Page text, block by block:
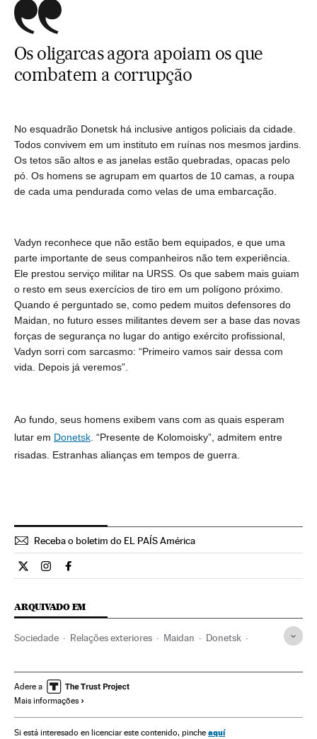
Os oligarcas agora apoiam os que
combatem a corrupção
No esquadrão Donetsk há inclusive antigos policiais da cidade.
Todos convivem em um instituto em ruínas nos mesmos jardins.
Os tetos são altos e as janelas estão quebradas, opacas pelo
pó. Os homens se agrupam em quartos de 10 camas, a roupa
de cada uma pendurada como velas de uma embarcação.
Vadyn reconhece que não estão bem equipados, e que uma
parte importante de seus companheiros não tem experiência.
Ele prestou serviço militar na URSS. Os que sabem mais guiam
o resto em seus exercícios de tiro em um polígono próximo.
Quando é perguntado se, como pedem muitos defensores do
Maidan, no futuro esses militantes devem ser a base das novas
forças de segurança no lugar do antigo exército profissional,
Vadyn sorri com sarcasmo: “Primeiro vamos sair dessa com
vida. Depois já veremos”.
Ao fundo, seus homens exibem vans com as quais esperam
lutar em Donetsk . “Presente de Kolomoisky”, admitem entre
risadas. Estranhas alianças em tempos de guerra.
Receba o boletim do EL PAÍS América
Internacional El País Brasil en Twitter
Internacional El País Brasil en Instagram
Internacional El País Brasil en Facebook
ARQUIVADO EM
Sociedade Relações exteriores Maidan Donetsk
Movimentos sociais UE
Organizações internacionais
Adere a
Mais informações
Si está interesado en licenciar este contenido, pinche aquí